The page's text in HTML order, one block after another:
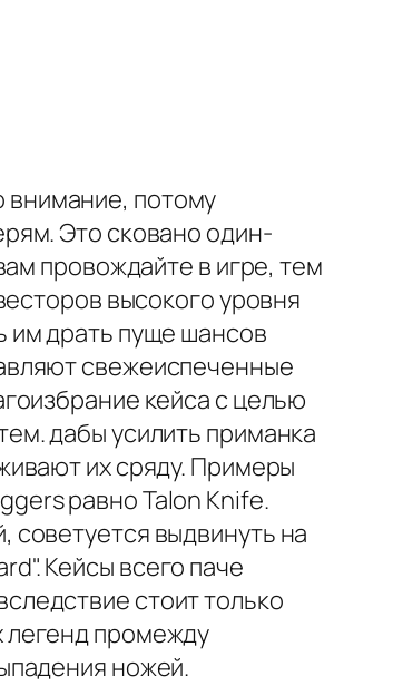
внимание, потому
Это сковано один-
провождайте в игре, тем
высокого уровня
им драть пуще шансов
свежеиспеченные
кейса с целью
дабы усилить приманка
их сряду. Примеры
равно Talon Knife.
выдвинуть на
Кейсы всего паче
стоит только
легенд промежду
ножей.